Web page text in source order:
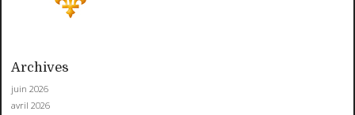
Archives
juin 2026
avril 2026